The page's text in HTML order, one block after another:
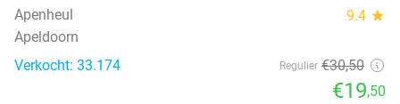
Apenheul 9.4 star
Apeldoorn
Verkocht: 33.174
Regulier €30,50
€19,50